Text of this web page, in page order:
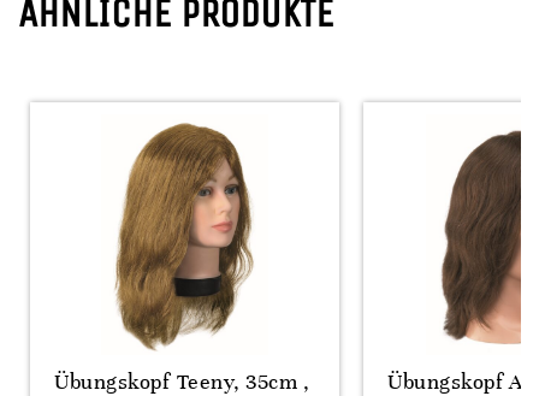
ÄHNLICHE PRODUKTE
Übungskopf Teeny, 35cm ,
Übungskopf